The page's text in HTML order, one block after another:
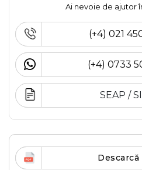
Ai nevoie de ajutor
(+4) 021
(+4) 0733
SEAP /